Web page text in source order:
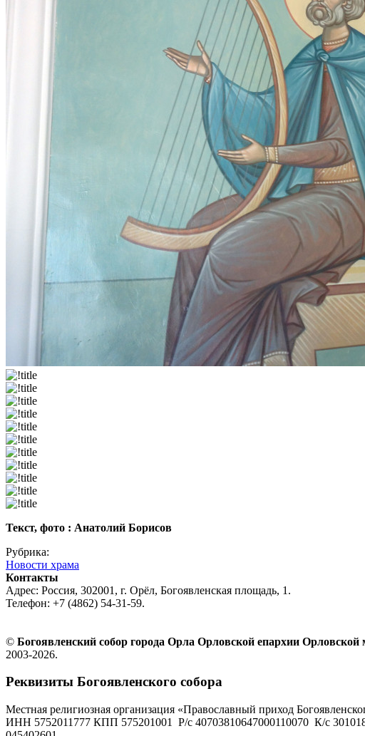
Текст, фото : Анатолий Борисов
Рубрика:
Новости храма
Контакты
Адрес: Россия, 302001, г. Орёл, Богоявленская площадь, 1.
Телефон: +7 (4862) 54-31-59.
© Богоявленский собор города Орла Орловской епархии
2003-2026.
Реквизиты Богоявленского собора
Местная религиозная организация «Православный приход
ИНН 5752011777 КПП 575201001 Р/с 40703810647000110070 К/с